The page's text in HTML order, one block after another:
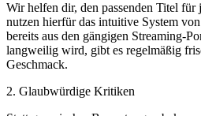
Wir helfen dir, den passenden Titel
nutzen hierfür das intuitive System
bereits aus den gängigen Streaming-
langweilig wird, gibt es regelmäßig
Geschmack.
2. Glaubwürdige Kritiken